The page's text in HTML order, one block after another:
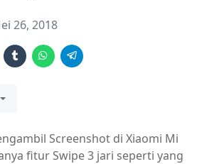
26, 2018
Screenshot di Xiaomi Mi
fitur Swipe 3 jari seperti yang